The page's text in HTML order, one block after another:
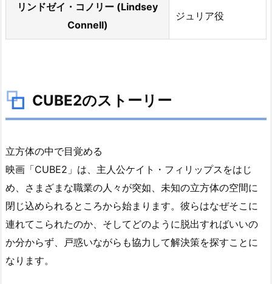
リンドゼイ・コノリー (Lindsey
Connell)
ジュリア役
CUBE2のストーリー
立方体の中で目覚める
映画「CUBE2」は、主人公ケイト・フィリップスをはじ
め、さまざまな職業の人々が突如、未知の立方体の空間に
閉じ込められるところから始まります。彼らはなぜそこに
連れてこられたのか、そしてどのように脱出すればいいの
か分からず、戸惑いながらも協力して解決策を探すことに
なります。